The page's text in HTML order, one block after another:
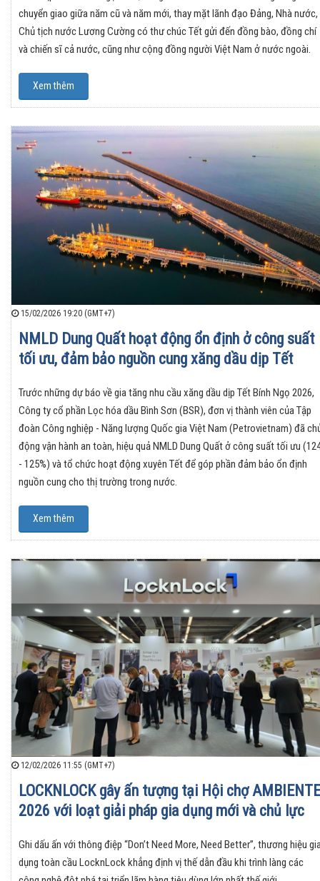
chuyển giao giữa năm cũ và năm mới, thay mặt lãnh đạo Đảng, Nhà nước,
Chủ tịch nước Lương Cường có thư chúc Tết gửi đến đồng bào, đồng chí
và chiến sĩ cả nước, cũng như cộng đồng người Việt Nam ở nước ngoài.
Xem thêm
15/02/2026 19:20 (GMT+7)
NMLD Dung Quất hoạt động ổn định ở công suất
tối ưu, đảm bảo nguồn cung xăng dầu dịp Tết
Trước những dự báo về gia tăng nhu cầu xăng dầu dịp Tết Bính Ngọ 2026,
Công ty cổ phần Lọc hóa dầu Bình Sơn (BSR), đơn vị thành viên của Tập
đoàn Công nghiệp - Năng lượng Quốc gia Việt Nam (Petrovietnam) đã
động vận hành an toàn, hiệu quả NMLD Dung Quất ở công suất tối ưu
- 125%) và tổ chức hoạt động xuyên Tết để góp phần đảm bảo ổn định
nguồn cung cho thị trường trong nước.
Xem thêm
12/02/2026 11:55 (GMT+7)
LOCKNLOCK gây ấn tượng tại Hội chợ AMBIENTE
2026 với loạt giải pháp gia dụng mới và chủ lực
Ghi dấu ấn với thông điệp “Don’t Need More, Need Better”, thương hiệu
dụng toàn cầu LocknLock khẳng định vị thế dẫn đầu khi trình làng các